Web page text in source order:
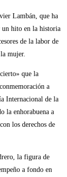
Lambán, que ha
un hito en la historia
de la labor de
mujer.
que la
a
Internacional de la
la enhorabuena a
los derechos de
la figura de
a fondo en